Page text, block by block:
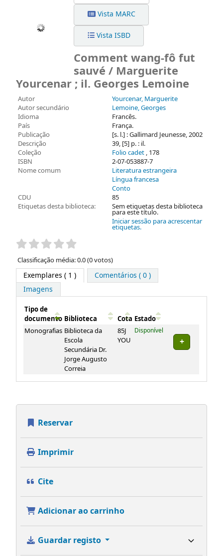
Vista MARC
Vista ISBD
Comment wang-fô fut
sauvé / Marguerite
Yourcenar ; il. Georges Lemoine
Autor
Yourcenar, Marguerite
Autor secundário
Lemoine, Georges
Idioma
Francês.
País
França.
Publicação
[s. l.] : Gallimard Jeunesse, 2002
Descrição
39, [5] p. : il.
Coleção
Folio cadet, 178
ISBN
2-07-053887-7
Nome comum
Literatura estrangeira
Língua francesa
Conto
CDU
85
Etiquetas desta biblioteca:
Sem etiquetas desta biblioteca
para este título.
Iniciar sessão para acrescentar
etiquetas.
Pontuação
Classificação média: 0.0 (0 votos)
Exemplares ( 1 )
Comentários ( 0 )
Imagens
Exemplares
Tipo de
documento Biblioteca Cota Estado
Monografias Biblioteca da
Escola
Secundária Dr.
Jorge Augusto
Correia
85J
YOU
Disponível
Reservar
Imprimir
Cite
Adicionar ao carrinho
Guardar registo